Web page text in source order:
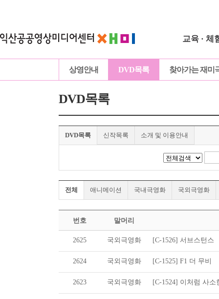
교육 · 체
상영안내 DVD목록 찾아가는 재미
DVD목록
DVD목록 신작목록 소개 및 이용안내
전체 애니메이션 국내극영화 국외극영화
번호 말머리
2625 국외극영화 [C-1526] 서브스턴스
2624 국외극영화 [C-1525] F1 더 무비
2623 국외극영화 [C-1524] 이처럼 사소